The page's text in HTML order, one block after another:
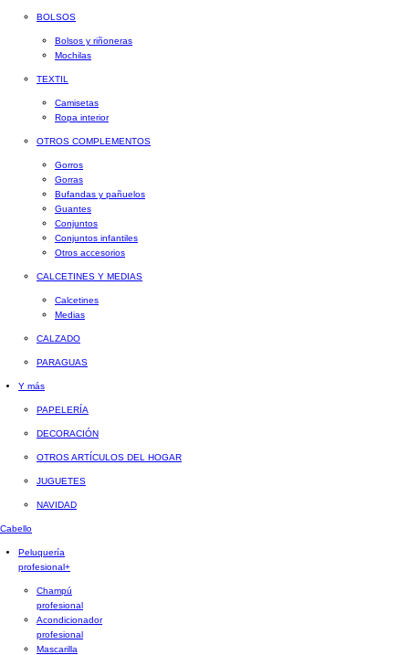
BOLSOS
Bolsos y riñoneras
Mochilas
TEXTIL
Camisetas
Ropa interior
OTROS COMPLEMENTOS
Gorros
Gorras
Bufandas y pañuelos
Guantes
Conjuntos
Conjuntos infantiles
Otros accesorios
CALCETINES Y MEDIAS
Calcetines
Medias
CALZADO
PARAGUAS
Y más
PAPELERÍA
DECORACIÓN
OTROS ARTÍCULOS DEL HOGAR
JUGUETES
NAVIDAD
Cabello
Peluquería
profesional+
Champú
profesional
Acondicionador
profesional
Mascarilla